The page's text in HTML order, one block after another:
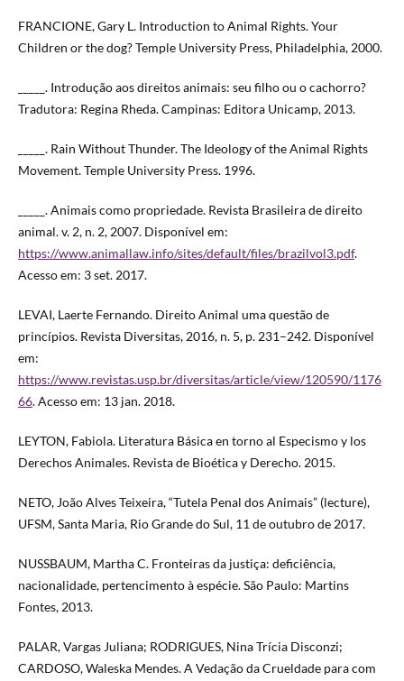
FRANCIONE, Gary L. Introduction to Animal Rights. Your
Children or the dog? Temple University Press, Philadelphia, 2000.
_____. Introdução aos direitos animais: seu filho ou o cachorro?
Tradutora: Regina Rheda. Campinas: Editora Unicamp, 2013.
_____. Rain Without Thunder. The Ideology of the Animal Rights
Movement. Temple University Press. 1996.
_____. Animais como propriedade. Revista Brasileira de direito
animal. v. 2, n. 2, 2007. Disponível em:
https://www.animallaw.info/sites/default/files/brazilvol3.pdf.
Acesso em: 3 set. 2017.
LEVAI, Laerte Fernando. Direito Animal uma questão de
princípios. Revista Diversitas, 2016, n. 5, p. 231–242. Disponível
em:
https://www.revistas.usp.br/diversitas/article/view/120590/1176
66. Acesso em: 13 jan. 2018.
LEYTON, Fabiola. Literatura Básica en torno al Especismo y los
Derechos Animales. Revista de Bioética y Derecho. 2015.
NETO, João Alves Teixeira, “Tutela Penal dos Animais” (lecture),
UFSM, Santa Maria, Rio Grande do Sul, 11 de outubro de 2017.
NUSSBAUM, Martha C. Fronteiras da justiça: deficiência,
nacionalidade, pertencimento à espécie. São Paulo: Martins
Fontes, 2013.
PALAR, Vargas Juliana; RODRIGUES, Nina Trícia Disconzi;
CARDOSO, Waleska Mendes. A Vedação da Crueldade para com